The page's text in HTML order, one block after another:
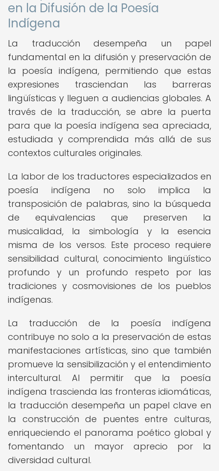
en la Difusión de la Poesía
Indígena
La traducción desempeña un papel
fundamental en la difusión y preservación de
la poesía indígena, permitiendo que estas
expresiones trasciendan las barreras
lingüísticas y lleguen a audiencias globales. A
través de la traducción, se abre la puerta
para que la poesía indígena sea apreciada,
estudiada y comprendida más allá de sus
contextos culturales originales.
La labor de los traductores especializados en
poesía indígena no solo implica la
transposición de palabras, sino la búsqueda
de equivalencias que preserven la
musicalidad, la simbología y la esencia
misma de los versos. Este proceso requiere
sensibilidad cultural, conocimiento lingüístico
profundo y un profundo respeto por las
tradiciones y cosmovisiones de los pueblos
indígenas.
La traducción de la poesía indígena
contribuye no solo a la preservación de estas
manifestaciones artísticas, sino que también
promueve la sensibilización y el entendimiento
intercultural. Al permitir que la poesía
indígena trascienda las fronteras idiomáticas,
la traducción desempeña un papel clave en
la construcción de puentes entre culturas,
enriqueciendo el panorama poético global y
fomentando un mayor aprecio por la
diversidad cultural.